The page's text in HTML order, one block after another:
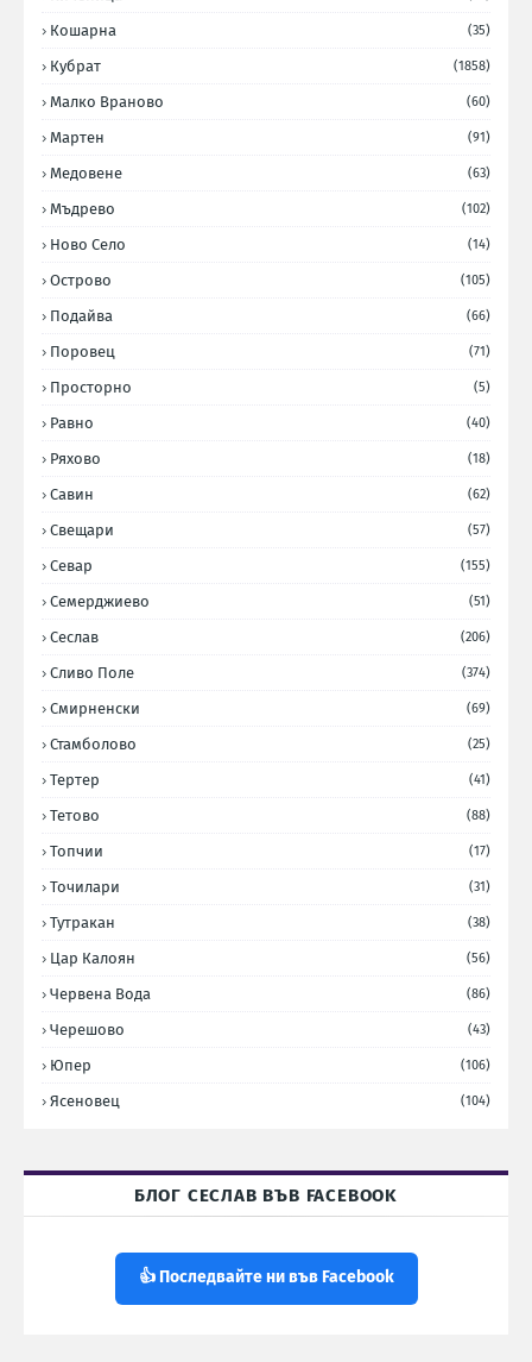
Кошарна (35)
Кубрат (1858)
Малко Враново (60)
Мартен (91)
Медовене (63)
Мъдрево (102)
Ново Село (14)
Острово (105)
Подайва (66)
Поровец (71)
Просторно (5)
Равно (40)
Ряхово (18)
Савин (62)
Свещари (57)
Севар (155)
Семерджиево (51)
Сеслав (206)
Сливо Поле (374)
Смирненски (69)
Стамболово (25)
Тертер (41)
Тетово (88)
Топчии (17)
Точилари (31)
Тутракан (38)
Цар Калоян (56)
Червена Вода (86)
Черешово (43)
Юпер (106)
Ясеновец (104)
БЛОГ СЕСЛАВ ВЪВ FACEBOOK
👍 Последвайте ни във Facebook